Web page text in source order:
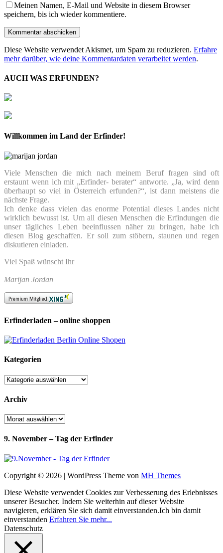
Meinen Namen, E-Mail und Website in diesem Browser
speichern, bis ich wieder kommentiere.
Diese Website verwendet Akismet, um Spam zu reduzieren. Erfahre
mehr darüber, wie deine Kommentardaten verarbeitet werden.
AUCH WAS ERFUNDEN?
Willkommen im Land der Erfinder!
Viele Menschen die mich nach meinem Beruf fragen sind oft
erstaunt wenn ich mit „Erfinder- berater“ antworte. „Ja, wird denn
überhaupt so viel in Österreich erfunden?“, ist dann meistens die
nächste Frage.
Ich denke dass vielen das enorme Potential dieses Landes nicht
wirklich bewusst ist. Um all diesen Menschen die Erfindungen die
unser tägliches Leben beeinflussen näher zu bringen, habe ich
diesen Blog geschaffen. Er soll zum stöbern, staunen und regen
diskutieren einladen.
Viel Spaß wünscht Ihr
Marijan Jordan
Erfinderladen – online shoppen
Kategorien
Kategorien
Archiv
Archiv
9. November – Tag der Erfinder
Copyright © 2026 | WordPress Theme von MH Themes
Diese Website verwendet Cookies zur Verbesserung des Erlebnisses
unserer Besucher. Indem Sie weiterhin auf dieser Website
navigieren, erklären Sie sich damit einverstanden.Ich bin damit
einverstanden Erfahren Sie mehr...
Datenschutz